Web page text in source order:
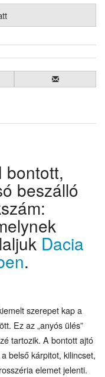
bontott,
beszálló
Dacia
.
szerepet kap a
Ez az „anyós ülés”
tartozik. A bontott ajtó
belső kárpitot, kilincset,
elemet jelenti.